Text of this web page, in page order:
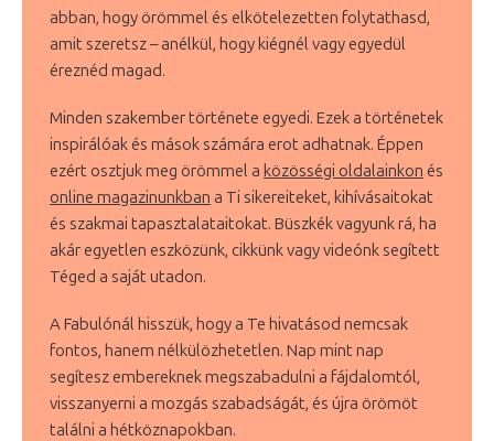
abban, hogy örömmel és elkötelezetten folytathasd,
amit szeretsz – anélkül, hogy kiégnél vagy egyedül
éreznéd magad.
Minden szakember története egyedi. Ezek a történetek
inspirálóak és mások számára erot adhatnak. Éppen
ezért osztjuk meg örömmel a közösségi oldalainkon és
online magazinunkban a Ti sikereiteket, kihívásaitokat
és szakmai tapasztalataitokat. Büszkék vagyunk rá, ha
akár egyetlen eszközünk, cikkünk vagy videónk segített
Téged a saját utadon.
A Fabulónál hisszük, hogy a Te hivatásod nemcsak
fontos, hanem nélkülözhetetlen. Nap mint nap
segítesz embereknek megszabadulni a fájdalomtól,
visszanyerni a mozgás szabadságát, és újra örömöt
találni a hétköznapokban.